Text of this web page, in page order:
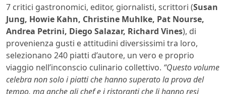
7 critici gastronomici, editor, giornalisti, scrittori (Susan
Jung, Howie Kahn, Christine Muhlke, Pat Nourse,
Andrea Petrini, Diego Salazar, Richard Vines), di
provenienza gusti e attitudini diversissimi tra loro,
selezionano 240 piatti d’autore, un vero e proprio
viaggio nell’inconscio culinario collettivo. “Questo volume
celebra non solo i piatti che hanno superato la prova del
tempo, ma anche gli chef e i ristoranti che li hanno resi